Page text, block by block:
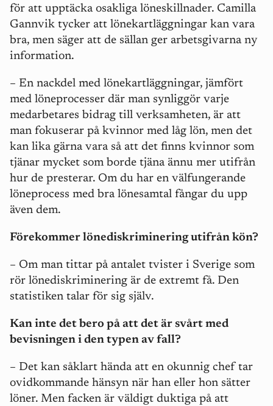
för att upptäcka osakliga löneskillnader. Camilla
Gannvik tycker att lönekartläggningar kan vara
bra, men säger att de sällan ger arbetsgivarna ny
information.
– En nackdel med lönekartläggningar, jämfört
med löneprocesser där man synliggör varje
medarbetares bidrag till verksamheten, är att
man fokuserar på kvinnor med låg lön, men det
kan lika gärna vara så att det finns kvinnor som
tjänar mycket som borde tjäna ännu mer utifrån
hur de presterar. Om du har en välfungerande
löneprocess med bra lönesamtal fångar du upp
även dem.
Förekommer lönediskriminering utifrån kön?
– Om man tittar på antalet tvister i Sverige som
rör lönediskriminering är de extremt få. Den
statistiken talar för sig själv.
Kan inte det bero på att det är svårt med
bevisningen i den typen av fall?
– Det kan såklart hända att en okunnig chef tar
ovidkommande hänsyn när han eller hon sätter
löner. Men facken är väldigt duktiga på att